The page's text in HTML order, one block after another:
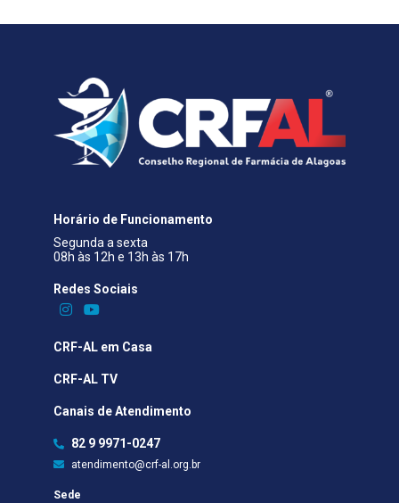
Horário de Funcionamento
Segunda a sexta
08h às 12h e 13h às 17h
Redes Sociais​
CRF-AL em Casa
CRF-AL TV
Canais de Atendimento
82 9 9971-0247
atendimento@crf-al.org.br
Sede